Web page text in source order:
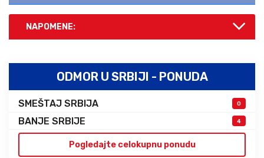
NAPOMENE:
ODMOR U SRBIJI - PONUDA
SMEŠTAJ SRBIJA 0
BANJE SRBIJE 4
Pogledajte celokupnu ponudu